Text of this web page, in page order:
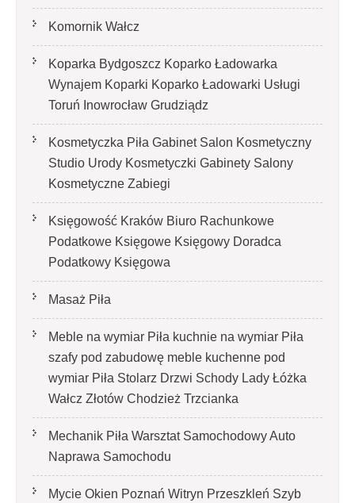
Komornik Wałcz
Koparka Bydgoszcz Koparko Ładowarka
Wynajem Koparki Koparko Ładowarki Usługi
Toruń Inowrocław Grudziądz
Kosmetyczka Piła Gabinet Salon Kosmetyczny
Studio Urody Kosmetyczki Gabinety Salony
Kosmetyczne Zabiegi
Księgowość Kraków Biuro Rachunkowe
Podatkowe Księgowe Księgowy Doradca
Podatkowy Księgowa
Masaż Piła
Meble na wymiar Piła kuchnie na wymiar Piła
szafy pod zabudowę meble kuchenne pod
wymiar Piła Stolarz Drzwi Schody Lady Łóżka
Wałcz Złotów Chodzież Trzcianka
Mechanik Piła Warsztat Samochodowy Auto
Naprawa Samochodu
Mycie Okien Poznań Witryn Przeszkleń Szyb